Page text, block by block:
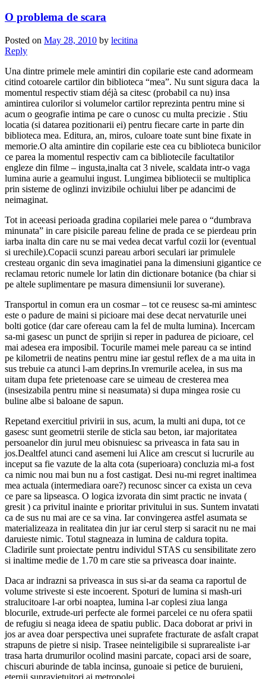
O problema de scara
Posted on May 28, 2010 by lecitina
Reply
Una dintre primele mele amintiri din copilarie este cand adormeam
citind cotoarele cartilor din biblioteca “mea”. Nu sunt sigura daca la
momentul respectiv stiam déjà sa citesc (probabil ca nu) insa
amintirea culorilor si volumelor cartilor reprezinta pentru mine si
acum o geografie intima pe care o cunosc cu multa precizie . Stiu
locatia (si datarea pozitionarii ei) pentru fiecare carte in parte din
biblioteca mea. Editura, an, miros, culoare toate sunt bine fixate in
memorie.O alta amintire din copilarie este cea cu biblioteca bunicilor
ce parea la momentul respectiv cam ca bibliotecile facultatilor
engleze din filme – ingusta,inalta cat 3 nivele, scaldata intr-o vaga
lumina aurie a geamului ingust. Lungimea bibliotecii se multiplica
prin sisteme de oglinzi invizibile ochiului liber pe adancimi de
neimaginat.
Tot in aceeasi perioada gradina copilariei mele parea o “dumbrava
minunata” in care pisicile pareau feline de prada ce se pierdeau prin
iarba inalta din care nu se mai vedea decat varful cozii lor (eventual
si urechile).Copacii scunzi pareau arbori seculari iar primulele
cresteau organic din seva imaginatiei pana la dimensiuni gigantice ce
reclamau retoric numele lor latin din dictionare botanice (ba chiar si
pe altele suplimentare pe masura dimensiunii lor suverane).
Transportul in comun era un cosmar – tot ce reusesc sa-mi amintesc
este o padure de maini si picioare mai dese decat nervaturile unei
bolti gotice (dar care ofereau cam la fel de multa lumina). Incercam
sa-mi gasesc un punct de sprijin si reper in padurea de picioare, cel
mai adesea era imposibil. Tocurile mamei mele pareau ca se intind
pe kilometrii de neatins pentru mine iar gestul reflex de a ma uita in
sus trebuie ca atunci l-am deprins.In vremurile acelea, in sus ma
uitam dupa fete prietenoase care se uimeau de cresterea mea
(insesizabila pentru mine si neasumata) si dupa mingea rosie cu
buline albe si baloane de sapun.
Repetand exercitiul privirii in sus, acum, la multi ani dupa, tot ce
gasesc sunt geometrii sterile de sticla sau beton, iar majoritatea
persoanelor din jurul meu obisnuiesc sa priveasca in fata sau in
jos.Dealtfel atunci cand asemeni lui Alice am crescut si lucrurile au
inceput sa fie vazute de la alta cota (superioara) concluzia mi-a fost
ca nimic nou mai bun nu a fost castigat. Desi nu-mi regret inaltimea
mea actuala (intermediara oare?) recunosc sincer ca exista un ceva
ce pare sa lipseasca. O logica izvorata din simt practic ne invata (
gresit ) ca privitul inainte e prioritar privitului in sus. Suntem invatati
ca de sus nu mai are ce sa vina. Iar convingerea astfel asumata se
materializeaza in realitatea din jur iar cerul sterp si saracit nu ne mai
daruieste nimic. Totul stagneaza in lumina de caldura topita.
Cladirile sunt proiectate pentru individul STAS cu sensibilitate zero
si inaltime medie de 1.70 m care stie sa priveasca doar inainte.
Daca ar indrazni sa priveasca in sus si-ar da seama ca raportul de
volume striveste si este incoerent. Spoturi de lumina si mash-uri
stralucitoare l-ar orbi noaptea, lumina l-ar coplesi ziua langa
blocurile, extrude-uri perfecte ale formei parcelei ce nu ofera spatii
de refugiu si neaga ideea de spatiu public. Daca doborat ar privi in
jos ar avea doar perspectiva unei suprafete fracturate de asfalt crapat
strapuns de pietre si nisip. Trasee neinteligibile si suprarealiste i-ar
trasa harta drumurilor ocolind masini parcate, copaci arsi de soare,
chiscuri aburinde de tabla incinsa, gunoaie si petice de buruieni,